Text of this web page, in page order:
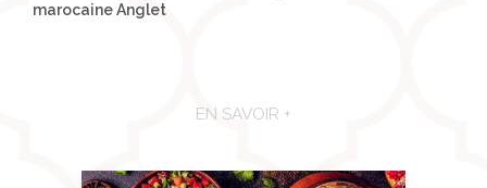
marocaine Anglet
EN SAVOIR +